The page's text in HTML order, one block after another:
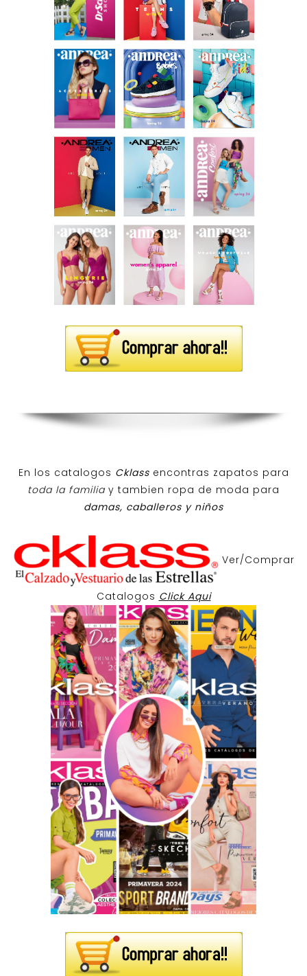
En los catalogos Cklass encontras zapatos para
toda la familiay tambien ropa de moda para
damas, caballeros y niños
Ver/Comprar
Catalogos Click Aqui